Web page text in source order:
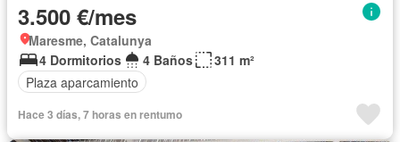
3.500 €/mes
Maresme, Catalunya
4 Dormitorios
4 Baños
311 m²
Plaza aparcamiento
Hace 3 días, 7 horas en rentumo